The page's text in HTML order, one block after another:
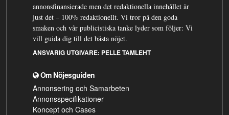
annonsfinansierade men det redaktionella innehållet är
just det – 100% redaktionellt. Vi tror på den goda
smaken och vår publicistiska tanke lyder som följer: Vi
vill guida dig till det bästa nöjet.
ANSVARIG UTGIVARE: PELLE TAMLEHT
Om Nöjesguiden
Annonsering och Samarbeten
Annonsspecifikationer
Koncept och Cases